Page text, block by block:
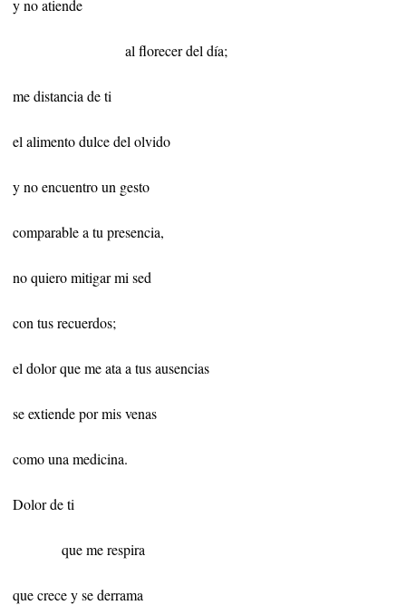
y no atiende
al florecer del día;
me distancia de ti
el alimento dulce del olvido
y no encuentro un gesto
comparable a tu presencia,
no quiero mitigar mi sed
con tus recuerdos;
el dolor que me ata a tus ausencias
se extiende por mis venas
como una medicina.
Dolor de ti
que me respira
que crece y se derrama